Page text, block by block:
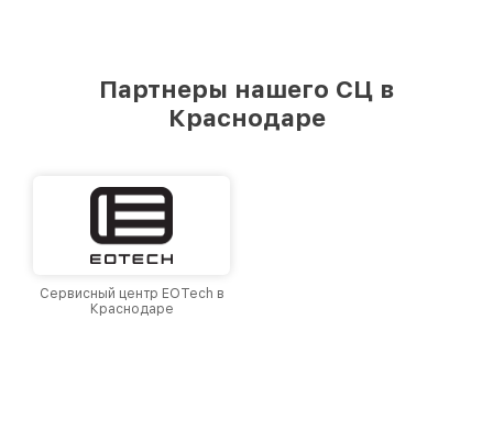
Партнеры нашего СЦ в
Краснодаре
Сервисный центр EOTech в
Краснодаре